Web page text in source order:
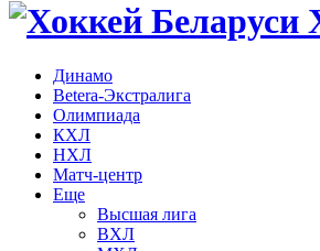
Динамо
Betera-Экстралига
Олимпиада
КХЛ
НХЛ
Матч-центр
Еще
Высшая лига
ВХЛ